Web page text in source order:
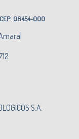
06454-000
S.A.